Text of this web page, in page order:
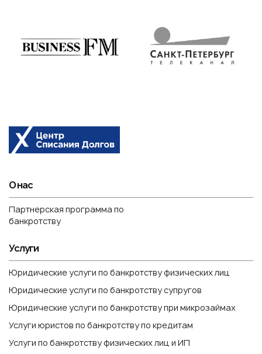
О нас
Партнерская программа по
банкротству
Услуги
Юридические услуги по банкротству физических лиц
Юридические услуги по банкротству супругов
Юридические услуги по банкротству при микрозаймах
Услуги юристов по банкротству по кредитам
Услуги по банкротству физических лиц и ИП